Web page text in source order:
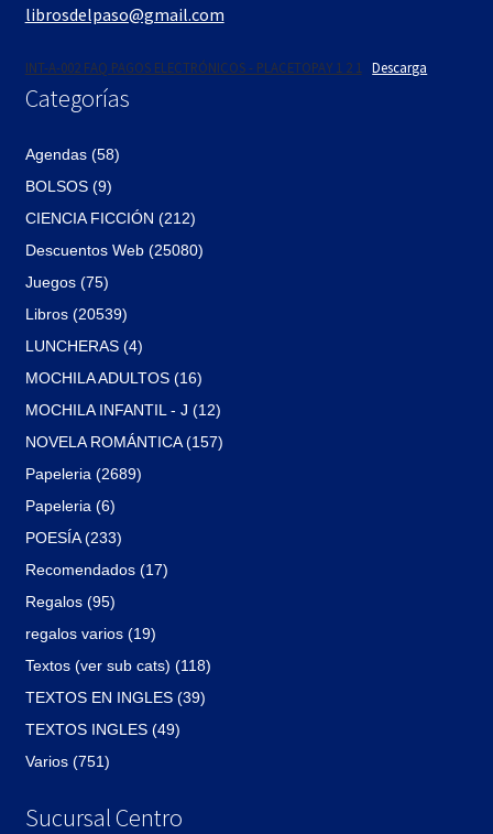
librosdelpaso@gmail.com
INT-A-002 FAQ PAGOS ELECTRÓNICOS - PLACETOPAY 1 2 1 Descarga
Categorías
Agendas (58)
BOLSOS (9)
CIENCIA FICCIÓN (212)
Descuentos Web (25080)
Juegos (75)
Libros (20539)
LUNCHERAS (4)
MOCHILA ADULTOS (16)
MOCHILA INFANTIL - J (12)
NOVELA ROMÁNTICA (157)
Papeleria (2689)
Papeleria (6)
POESÍA (233)
Recomendados (17)
Regalos (95)
regalos varios (19)
Textos (ver sub cats) (118)
TEXTOS EN INGLES (39)
TEXTOS INGLES (49)
Varios (751)
Sucursal Centro